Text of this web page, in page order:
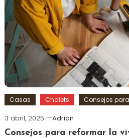
Casas Chalets Consejos
3 abril, 2025
Adrian
Consejos para reformar la